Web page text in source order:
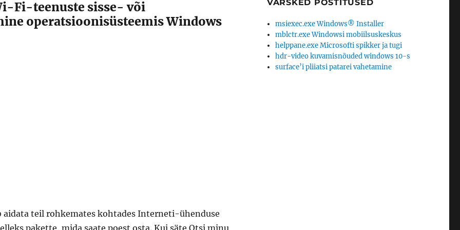
Fi-teenuste sisse- või
operatsioonisüsteemis Windows
aidata teil rohkemates kohtades Interneti-ühenduse
pakette, mida saate poest osta. Kui säte Otsi minu
VÄRSKED POSTITUSED
msiexec.exe Windows® Installer
mblctr.exe Windowsi mobiilsuskeskus
helppane.exe Microsofti spikker ja tugi
hdr-video kuvamisnõuded windows 10-s
surface’i pliiatsi patarei vahetamine